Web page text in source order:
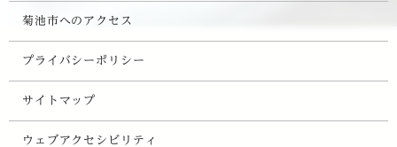
菊池市へのアクセス
プライバシーポリシー
サイトマップ
ウェブアクセシビリティ